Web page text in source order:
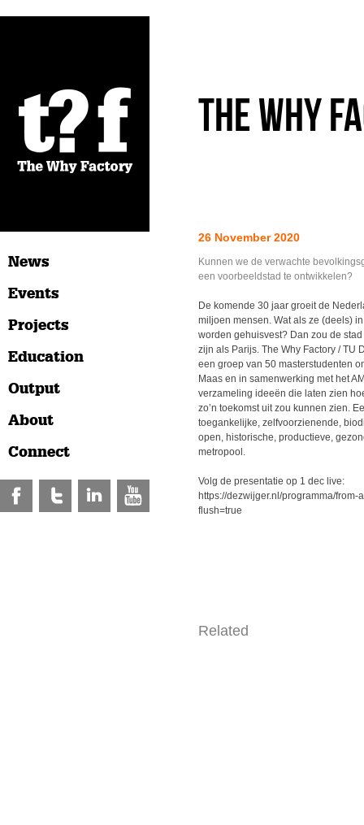
News
Events
Projects
Education
Output
About
Connect
The Why
26 November 2020
Kunnen we de verwachte
een voorbeeldstad te ontwikkelen?
De komende 30 jaar groeit de
miljoen mensen. Wat als ze (deels)
worden gehuisvest? Dan zou de
zijn als Parijs. The Why Factory / TU
een groep van 50 masterstudenten
Maas en in samenwerking met het
verzameling ideeën die laten zien
zo’n toekomst uit zou kunnen zien.
toegankelijke, zelfvoorzienende,
open, historische, productieve,
metropool.
Volg de presentatie op 1 dec live:
https://dezwijger.nl/programma/from-
flush=true
Related